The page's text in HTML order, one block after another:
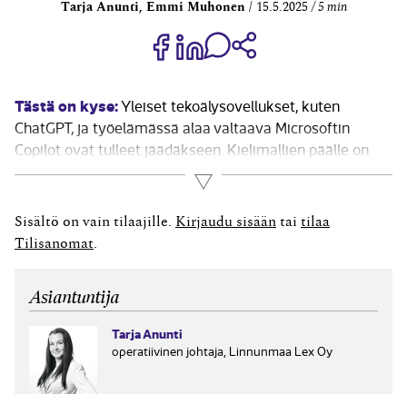
Tarja Anunti, Emmi Muhonen 15.5.2025 5 min
Jaa Share on Facebook
Jaa Share on LinkedIn
Jaa WhatsApp-viestinä
Tästä on kyse:Yleiset tekoälysovellukset, kuten
ChatGPT, ja työelämässä alaa valtaava Microsoftin
Copilot ovat tulleet jäädäkseen. Kielimallien päälle on
voitu rakentaa myös erilaisia chat-botteja, jotka
vastaavat kysymyksiin siitä, kuinka paljon lomapäiviä
työntekijöillä on käytettävissään tai mitä
työehtosopimuksessa sanotaan sairausajan
Lue lisää
Sisältö on vain tilaajille. Kirjaudu sisään tai tilaa
Tilisanomat
Asiantuntija
Tarja Anunti
operatiivinen johtaja, Linnunmaa Lex Oy